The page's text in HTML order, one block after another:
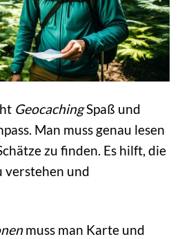
GeocachingSpaß und
Man muss genau lesen
zu finden. Es hilft, die
verstehen und
muss man Karte und